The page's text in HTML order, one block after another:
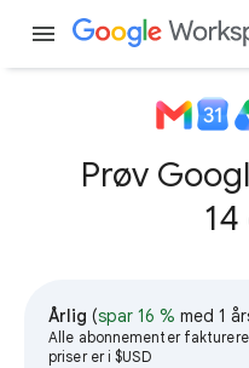
menu
Prøv
Årlig (spar 16 % med 1
Alle abonnementer
priser er i $USD